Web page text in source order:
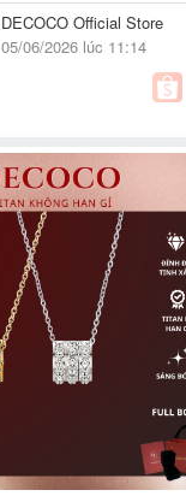
DECOCO Official Store
05/06/2026 lúc 11:14